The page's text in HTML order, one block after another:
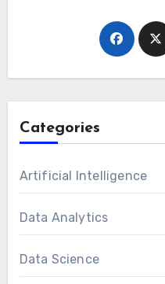
Categories
Artificial Intelligence
Data Analytics
Data Science